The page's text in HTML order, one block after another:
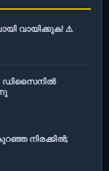
വായിക്കുക! ⚠️
ഡിസൈനിൽ
നിരക്കിൽ;